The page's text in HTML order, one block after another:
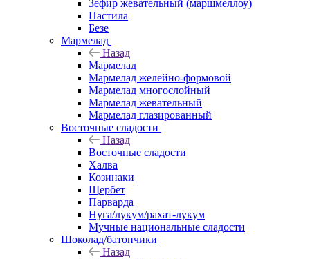
Зефир жевательный (маршмеллоу)
Пастила
Безе
Мармелад
Назад
Мармелад
Мармелад желейно-формовой
Мармелад многослойный
Мармелад жевательный
Мармелад глазированный
Восточные сладости
Назад
Восточные сладости
Халва
Козинаки
Щербет
Парварда
Нуга/лукум/рахат-лукум
Мучные национальные сладости
Шоколад/батончики
Назад